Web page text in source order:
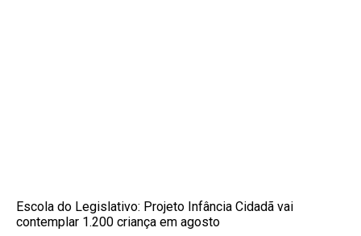
Escola do Legislativo: Projeto Infância Cidadã vai
contemplar 1.200 criança em agosto